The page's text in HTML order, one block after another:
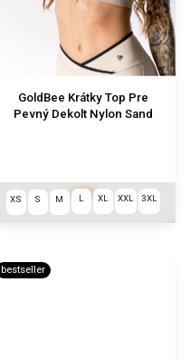
GoldBee Krátky Top Pre
Pevný Dekolt Nylon Sand
€69
XS S M L XL XXL 3XL
bestseller